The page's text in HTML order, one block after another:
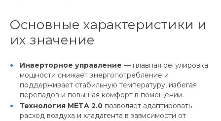
Основные характеристики и
их значение
Инверторное управление — плавная регулировка
мощности снижает энергопотребление и
поддерживает стабильную температуру, избегая
перепадов и повышая комфорт в помещении.
Технология META 2.0 позволяет адаптировать
расход воздуха и хладагента в зависимости от